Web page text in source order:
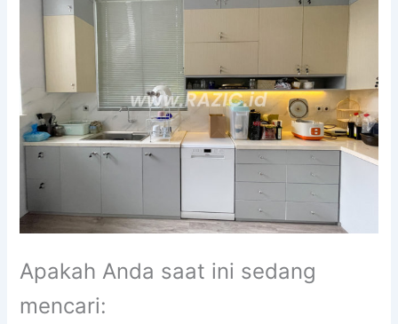
Apakah Anda saat ini sedang
mencari: